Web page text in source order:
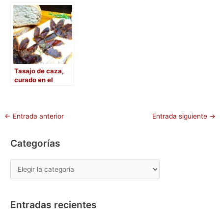
mesa esta
Navidad
Tasajo de caza,
curado en el
← Entrada anterior Entrada siguiente →
Categorías
Entradas recientes